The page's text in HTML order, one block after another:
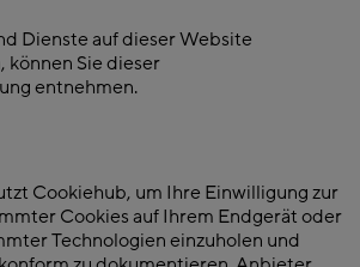
Dienste auf dieser Website
können Sie dieser
entnehmen.
Cookiehub, um Ihre Einwilligung zur
Cookies auf Ihrem Endgerät oder
Technologien einzuholen und